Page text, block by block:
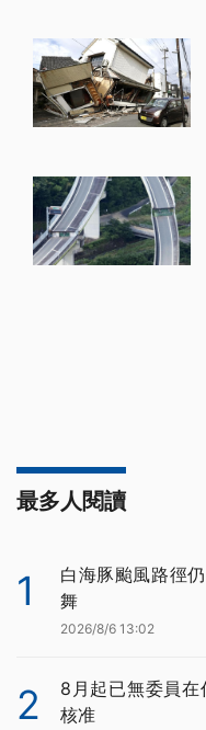
最多人閱讀
1
白海豚颱風路徑
舞
2026/8/6 13:02
2
8月起已無委員
核准